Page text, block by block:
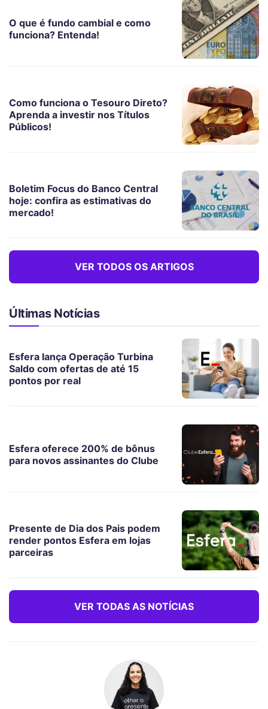
O que é fundo cambial e como
funciona? Entenda!
Como funciona o Tesouro Direto?
Aprenda a investir nos Títulos
Públicos!
Boletim Focus do Banco Central
hoje: confira as estimativas do
mercado!
VER TODOS OS ARTIGOS
Últimas Notícias
Esfera lança Operação Turbina
Saldo com ofertas de até 15
pontos por real
Esfera oferece 200% de bônus
para novos assinantes do Clube
Presente de Dia dos Pais podem
render pontos Esfera em lojas
parceiras
VER TODAS AS NOTÍCIAS